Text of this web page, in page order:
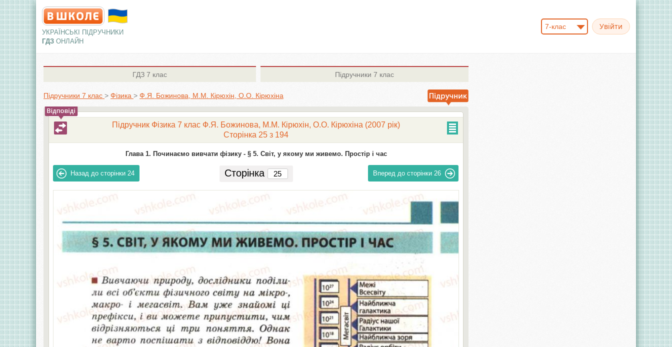
УКРАЇНСЬКІ ПІДРУЧНИКИ
ГДЗ ОНЛАЙН
7-клас
ГДЗ 7 клас Підручники 7 клас
Підручники 7 клас > Фізика > Ф.Я. Божинова, М.М. Кірюхін, О.О. Кірюхіна
Підручник Фізика 7 клас Ф.Я. Божинова, М.М. Кірюхін, О.О. Кірюхіна (2007 рік)
Сторінка 25 з 194
Глава 1. Починаємо вивчати фізику - § 5. Світ, у якому ми живемо. Простір і час
Назад до сторінки 24 Сторінка Вперед до сторінки 26